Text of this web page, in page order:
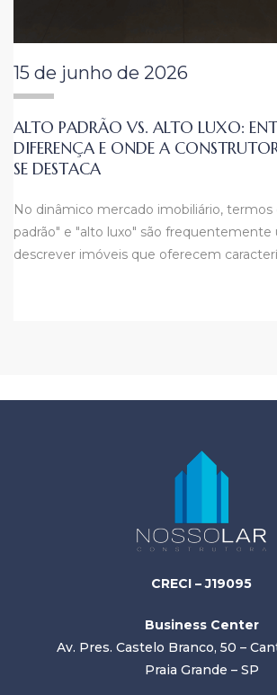
15 de junho de 2026
ALTO PADRÃO VS. ALTO LUXO:
DIFERENÇA E ONDE A
SE DESTACA
No dinâmico mercado imobiliário,
padrão" e "alto luxo" são frequentemente
descrever imóveis que oferecem
CRECI – J19095
Business Center
Av. Pres. Castelo Branco, 50 –
Praia Grande – SP